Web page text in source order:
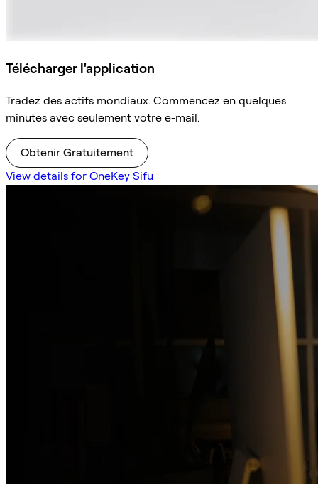
Télécharger l'application
Tradez des actifs mondiaux. Commencez en quelques
minutes avec seulement votre e-mail.
Obtenir Gratuitement
View details for OneKey Sifu